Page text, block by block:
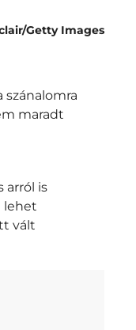
Getty Images
maradt
arról is
lehet
vált